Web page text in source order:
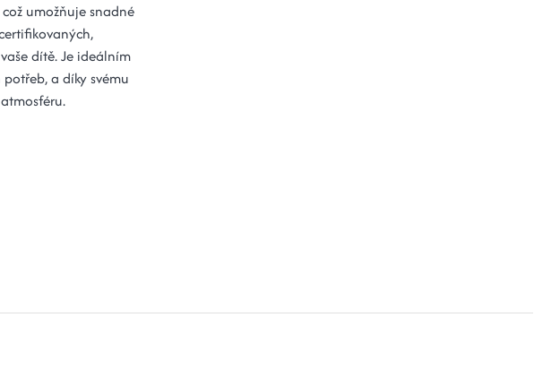
umožňuje snadné
dítě. Je ideálním
a díky svému